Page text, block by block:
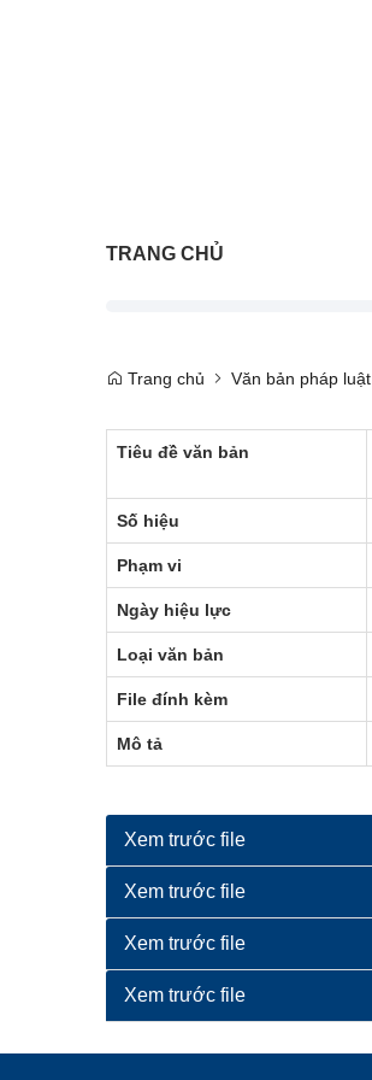
TRANG CHỦ
Trang chủ Văn bản pháp luật
Tiêu đề văn bản
Số hiệu
Phạm vi
Ngày hiệu lực
Loại văn bản
File đính kèm
Mô tả
Xem trước file
Xem trước file
Xem trước file
Xem trước file